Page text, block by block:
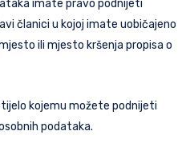
imate pravo podnijeti
članici u kojoj imate uobičajeno
ili mjesto kršenja propisa o
kojemu možete podnijeti
podataka.